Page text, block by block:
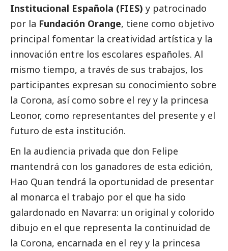
Institucional Española (FIES) y patrocinado
por la Fundación Orange, tiene como objetivo
principal fomentar la creatividad artística y la
innovación entre los escolares españoles. Al
mismo tiempo, a través de sus trabajos, los
participantes expresan su conocimiento sobre
la Corona, así como sobre el rey y la princesa
Leonor, como representantes del presente y el
futuro de esta institución.
En la audiencia privada que don Felipe
mantendrá con los ganadores de esta edición,
Hao Quan tendrá la oportunidad de presentar
al monarca el trabajo por el que ha sido
galardonado en Navarra: un original y colorido
dibujo en el que representa la continuidad de
la Corona, encarnada en el rey y la princesa